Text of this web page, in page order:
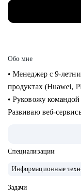
Обо мне
• Менеджер с 9-
продуктах (Huawei,
• Руковожу
Развиваю веб-
• Внедряю
• Провел более 700
• Вместе с
РФ и Европы.
Специализации
Информационные
Задачи